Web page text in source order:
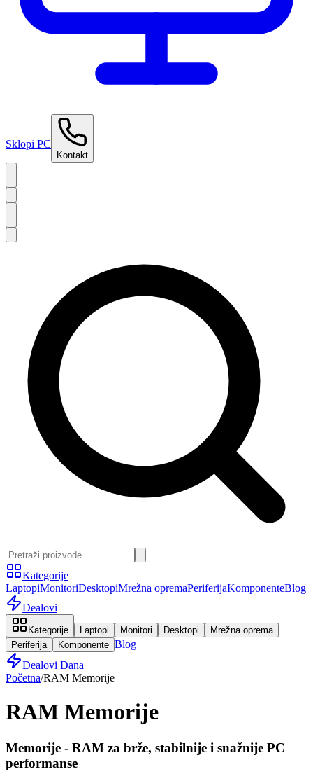
Sklopi PC
Kontakt
Kategorije
LaptopiMonitoriDesktopiMrežna opremaPeriferijaKomponenteBlog
Dealovi
Kategorije Laptopi Monitori Desktopi
Mrežna oprema
Periferija
Komponente Blog
Dealovi Dana
Početna/RAM Memorije
RAM Memorije
Memorije - RAM za brže, stabilnije i snažnije PC
performanse